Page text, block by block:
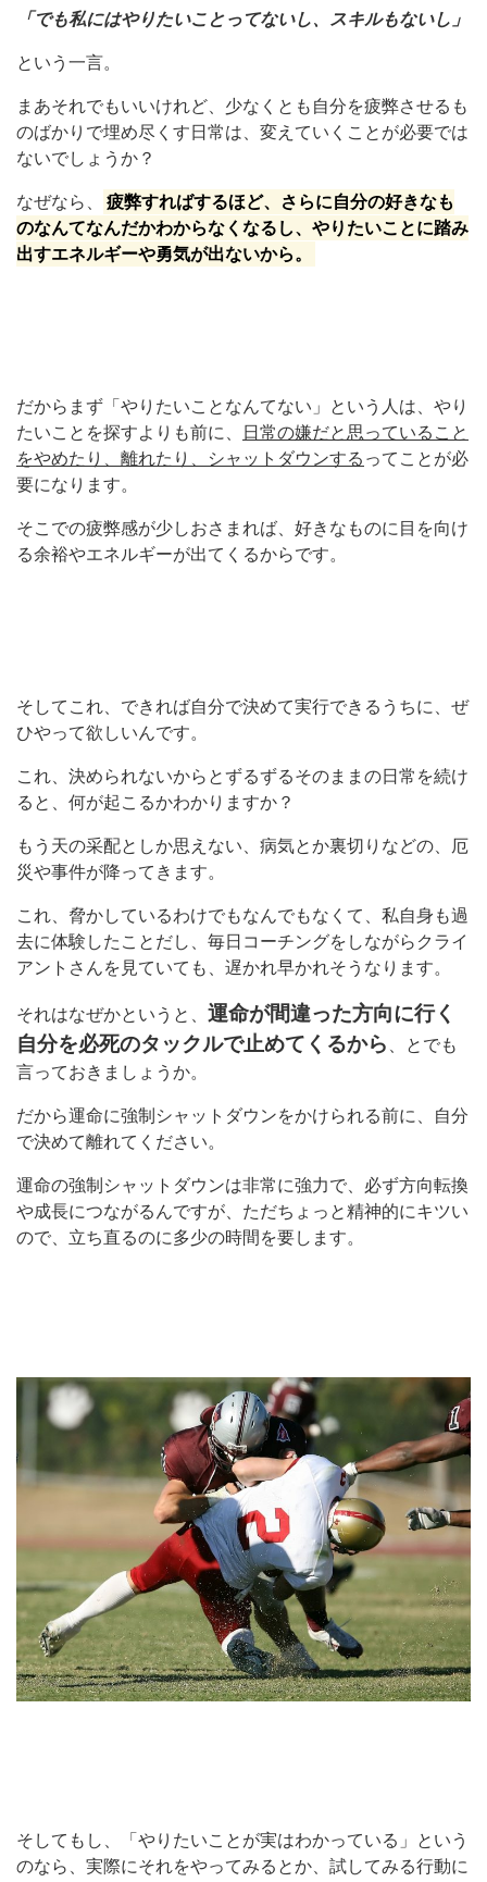
「でも私にはやりたいことってないし、スキルもないし」
という一言。
まあそれでもいいけれど、少なくとも自分を疲弊させるも
のばかりで埋め尽くす日常は、変えていくことが必要では
ないでしょうか？
なぜなら、
疲弊すればするほど、さらに自分の好きなも
のなんてなんだかわからなくなるし、やりたいことに踏み
出すエネルギーや勇気が出ないから。
だからまず「やりたいことなんてない」という人は、やり
たいことを探すよりも前に、
日常の嫌だと思っていること
をやめたり、離れたり、シャットダウンする ってことが必
要になります。
そこでの疲弊感が少しおさまれば、好きなものに目を向け
る余裕やエネルギーが出てくるからです。
そしてこれ、できれば自分で決めて実行できるうちに、ぜ
ひやって欲しいんです。
これ、決められないからとずるずるそのままの日常を続け
ると、何が起こるかわかりますか？
もう天の采配としか思えない、病気とか裏切りなどの、厄
災や事件が降ってきます。
これ、脅かしているわけでもなんでもなくて、私自身も過
去に体験したことだし、毎日コーチングをしながらクライ
アントさんを見ていても、遅かれ早かれそうなります。
それはなぜかというと、 運命が間違った方向に行く
自分を必死のタックルで止めてくるから
、とでも
言っておきましょうか。
だから運命に強制シャットダウンをかけられる前に、自分
で決めて離れてください。
運命の強制シャットダウンは非常に強力で、必ず方向転換
や成長につながるんですが、ただちょっと精神的にキツい
ので、立ち直るのに多少の時間を要します。
そしてもし、「やりたいことが実はわかっている」という
のなら、実際にそれをやってみるとか、試してみる行動に